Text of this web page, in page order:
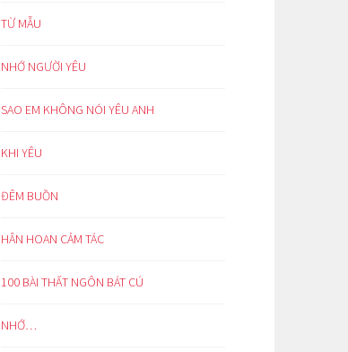
TỪ MẪU
NHỚ NGƯỜI YÊU
SAO EM KHÔNG NÓI YÊU ANH
KHI YÊU
ĐÊM BUỒN
HÂN HOAN CẢM TÁC
100 BÀI THẤT NGÔN BÁT CÚ
NHỚ…